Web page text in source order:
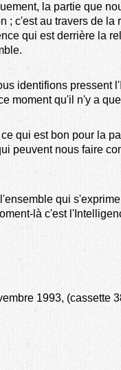
la partie que
; c'est au travers de la
qui est derrière la
identifions pressent
moment qu'il n'y a
qui est bon pour la
peuvent nous faire
qui
là c'est
(cassette 384-